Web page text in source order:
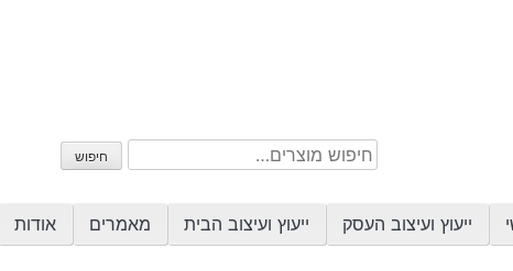
חיפוש
עבור:
חיפוש
ייעוץ ועיצוב העסק ייעוץ ועיצוב הבית מאמרים אודות